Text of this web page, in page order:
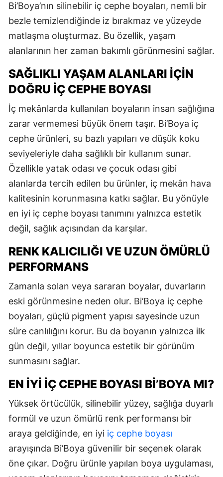
Bi’Boya’nın silinebilir iç cephe boyaları, nemli bir
bezle temizlendiğinde iz bırakmaz ve yüzeyde
matlaşma oluşturmaz. Bu özellik, yaşam
alanlarının her zaman bakımlı görünmesini sağlar.
SAĞLIKLI YAŞAM ALANLARI İÇIN
DOĞRU İÇ CEPHE BOYASI
İç mekânlarda kullanılan boyaların insan sağlığına
zarar vermemesi büyük önem taşır. Bi’Boya iç
cephe ürünleri, su bazlı yapıları ve düşük koku
seviyeleriyle daha sağlıklı bir kullanım sunar.
Özellikle yatak odası ve çocuk odası gibi
alanlarda tercih edilen bu ürünler, iç mekân hava
kalitesinin korunmasına katkı sağlar. Bu yönüyle
en iyi iç cephe boyası tanımını yalnızca estetik
değil, sağlık açısından da karşılar.
RENK KALICILIĞI VE UZUN ÖMÜRLÜ
PERFORMANS
Zamanla solan veya sararan boyalar, duvarların
eski görünmesine neden olur. Bi’Boya iç cephe
boyaları, güçlü pigment yapısı sayesinde uzun
süre canlılığını korur. Bu da boyanın yalnızca ilk
gün değil, yıllar boyunca estetik bir görünüm
sunmasını sağlar.
EN İYI İÇ CEPHE BOYASI BI’BOYA MI?
Yüksek örtücülük, silinebilir yüzey, sağlığa duyarlı
formül ve uzun ömürlü renk performansı bir
araya geldiğinde, en iyi iç cephe boyası
arayışında Bi’Boya güvenilir bir seçenek olarak
öne çıkar. Doğru ürünle yapılan boya uygulaması,